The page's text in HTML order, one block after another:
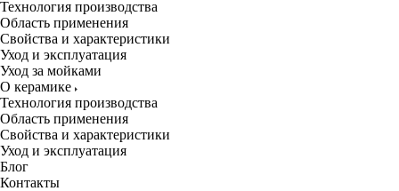
Технология производства
Область применения
Свойства и характеристики
Уход и эксплуатация
Уход за мойками
О керамике
Технология производства
Область применения
Свойства и характеристики
Уход и эксплуатация
Блог
Контакты